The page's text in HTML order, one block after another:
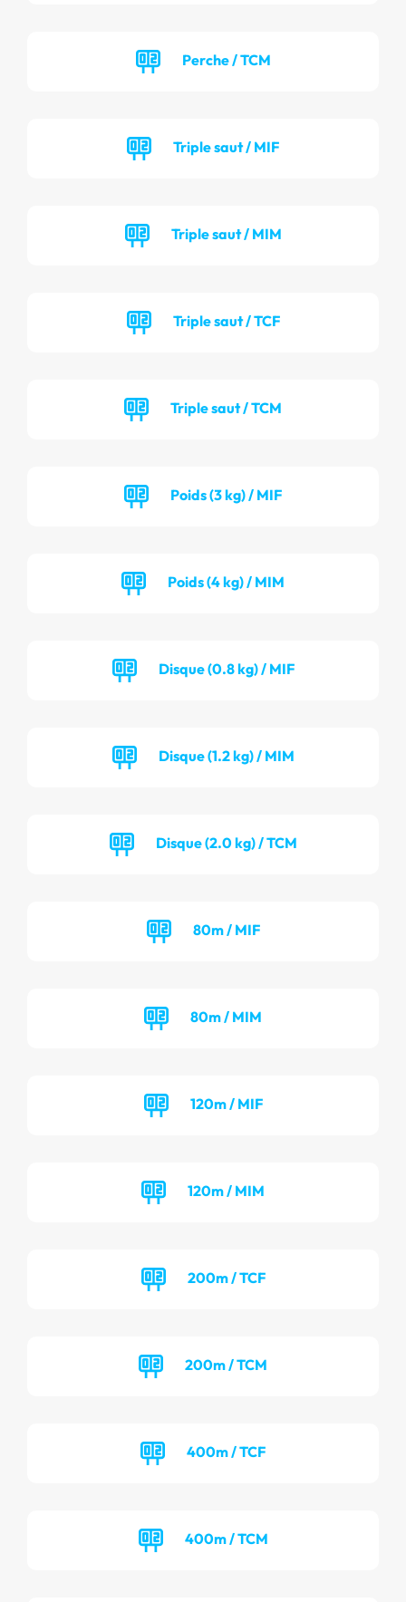
Perche / TCM
Triple saut / MIF
Triple saut / MIM
Triple saut / TCF
Triple saut / TCM
Poids (3 kg) / MIF
Poids (4 kg) / MIM
Disque (0.8 kg) / MIF
Disque (1.2 kg) / MIM
Disque (2.0 kg) / TCM
80m / MIF
80m / MIM
120m / MIF
120m / MIM
200m / TCF
200m / TCM
400m / TCF
400m / TCM